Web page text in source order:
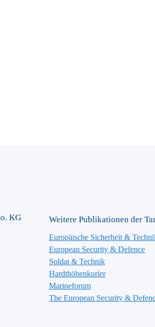
KG Weitere Publikationen der
Europäische Sicherheit &
European Security & Defence
Soldat & Technik
Hardthöhenkurier
Marineforum
The European Security &